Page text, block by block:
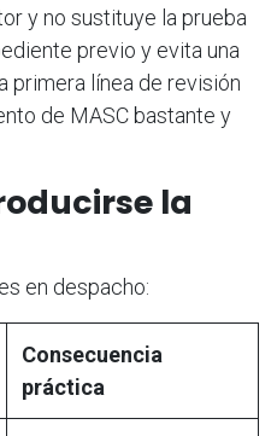
y no sustituye la prueba
previo y evita una
primera línea de revisión
de MASC bastante y
la
en despacho:
Consecuencia
práctica